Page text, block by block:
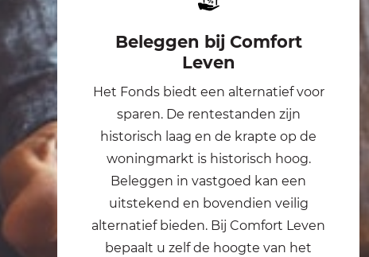
Beleggen bij Comfort
Leven
Het Fonds biedt een alternatief voor
sparen. De rentestanden zijn
historisch laag en de krapte op de
woningmarkt is historisch hoog.
Beleggen in vastgoed kan een
uitstekend en bovendien veilig
alternatief bieden. Bij Comfort Leven
bepaalt u zelf de hoogte van het